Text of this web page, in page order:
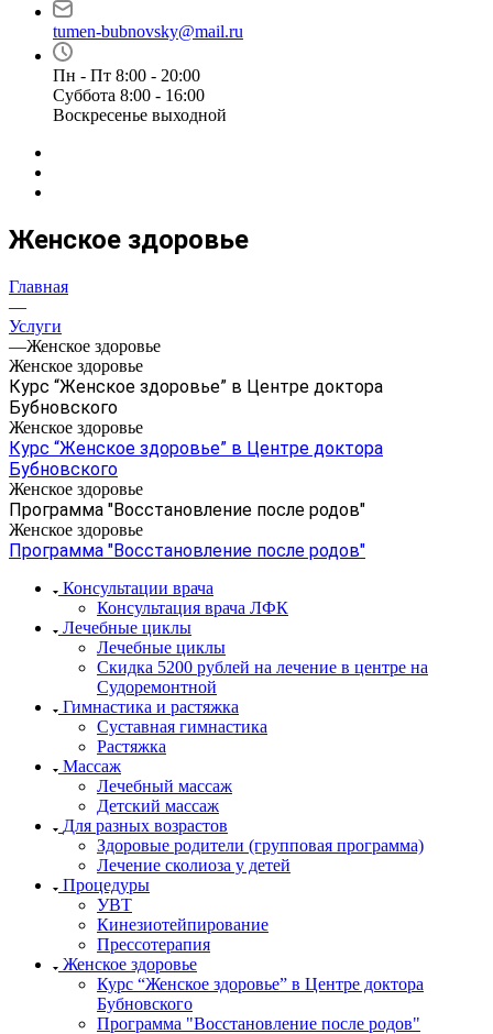
tumen-bubnovsky@mail.ru
Пн - Пт 8:00 - 20:00
Суббота 8:00 - 16:00
Воскресенье выходной
Женское здоровье
Главная
—
Услуги
—Женское здоровье
Женское здоровье
Курс “Женское здоровье” в Центре доктора
Бубновского
Женское здоровье
Курс “Женское здоровье” в Центре доктора
Бубновского
Женское здоровье
Программа "Восстановление после родов"
Женское здоровье
Программа "Восстановление после родов"
Консультации врача
Консультация врача ЛФК
Лечебные циклы
Лечебные циклы
Скидка 5200 рублей на лечение в центре на
Судоремонтной
Гимнастика и растяжка
Суставная гимнастика
Растяжка
Массаж
Лечебный массаж
Детский массаж
Для разных возрастов
Здоровые родители (групповая программа)
Лечение сколиоза у детей
Процедуры
УВТ
Кинезиотейпирование
Прессотерапия
Женское здоровье
Курс “Женское здоровье” в Центре доктора
Бубновского
Программа "Восстановление после родов"